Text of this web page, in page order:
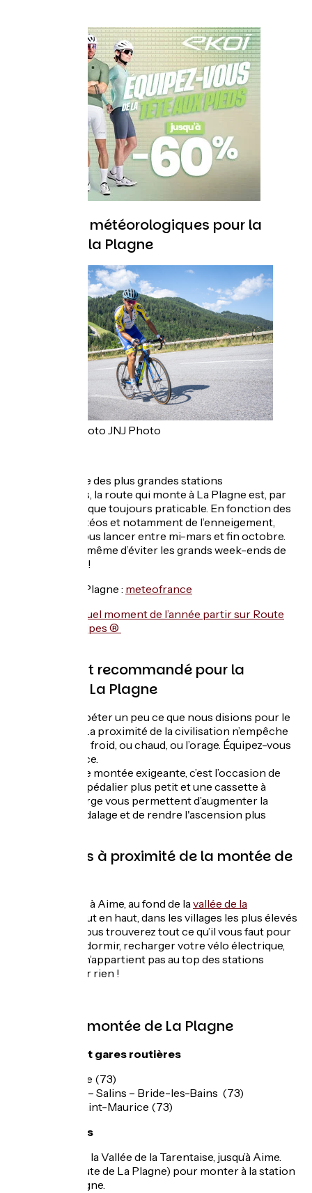
Conditions météorologiques pour la
Montée de la Plagne
Crédit photo JNJ Photo
S’agissant d’une des plus grandes stations
internationales, la route qui monte à La Plagne est, par
définition, presque toujours praticable. En fonction des
conditions météos et notamment de l’enneigement,
vous pouvez vous lancer entre mi-mars et fin octobre.
Essayez quand même d’éviter les grands week-ends de
chassé-croisé !
La météo à La Plagne : meteofrance
Pour savoir à quel moment de l’année partir sur Route
des Grandes Alpes ®
Équipement recommandé pour la
montée de La Plagne
Nous allons répéter un peu ce que nous disions pour le
. La proximité de la civilisation n’empêche
pas de prendre froid, ou chaud, ou l’orage. Équipez-vous
en conséquence.
S’agissant d’une montée exigeante, c’est l’occasion de
rappeler qu’un pédalier plus petit et une cassette à
rapport plus large vous permettent d’augmenter la
cadence de pédalage et de rendre l'ascension plus
Les services à proximité de la montée de
De tout en bas, à Aime, au fond de lavallée de la
à tout en haut, dans les villages les plus élevés
de La Plagne, vous trouverez tout ce qu’il vous faut pour
manger, boire, dormir, recharger votre vélo électrique,
etc. La Plagne n’appartient pas au top des stations
mondiales pour rien !
Accès à la montée de La Plagne
Gares SNCF et gares routières
Albertville (73)
Moûtiers – Salins – Bride-les-Bains (73)
Bourg-Saint-Maurice (73)
Accès routiers
N90 dans la Vallée de la Tarentaise, jusqu’à Aime.
D221 (route de La Plagne) pour monter à la station
de La Plagne.